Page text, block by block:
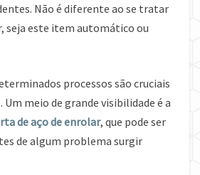
Não é diferente ao se tratar
seja este item automático ou
processos são cruciais
Um meio de grande visibilidade é a
de aço de enrolar, que pode ser
de algum problema surgir